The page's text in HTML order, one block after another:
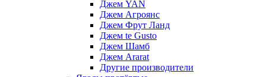
Джем YAN
Джем Агроянс
Джем Фрут Ланд
Джем te Gusto
Джем Шамб
Джем Ararat
Другие производители